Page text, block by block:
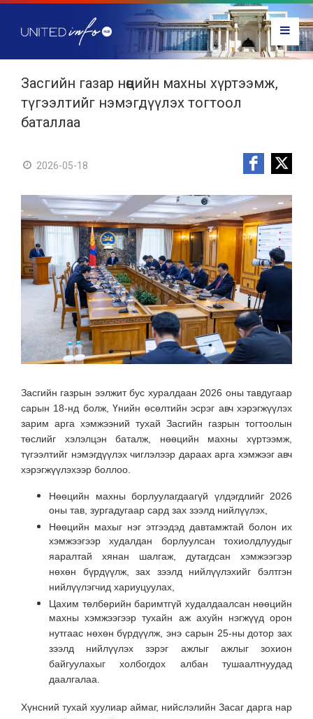
Засгийн газар нөөцийн махны хүртээмж,
түгээлтийг нэмэгдүүлэх тогтоол
баталлаа
2026-05-18
Засгийн газрын ээлжит бус хуралдаан 2026 оны тавдугаар
сарын 18-нд болж, Үнийн өсөлтийн эсрэг авч хэрэгжүүлэх
зарим арга хэмжээний тухай Засгийн газрын тогтоолын
төслийг хэлэлцэн баталж, нөөцийн махны хүртээмж,
түгээлтийг нэмэгдүүлэх чиглэлээр дараах арга хэмжээг авч
хэрэгжүүлэхээр боллоо.
Нөөцийн махны борлуулагдаагүй үлдэгдлийг 2026
оны тав, зургадугаар сард зах зээлд нийлүүлэх,
Нөөцийн махыг нэг этгээдэд давтамжтай болон их
хэмжээгээр худалдан борлуулсан тохиолдлуудыг
яаралтай хянан шалгаж, дутагдсан хэмжээгээр
нөхөн бүрдүүлж, зах зээлд нийлүүлэхийг бэлтгэн
нийлүүлэгчид хариуцуулах,
Цахим төлбөрийн баримтгүй худалдаалсан нөөцийн
махны хэмжээгээр тухайн аж ахуйн нэгжүүд орон
нутгаас нөхөн бүрдүүлж, энэ сарын 25-ны дотор зах
зээлд нийлүүлэх зэрэг ажлыг ажлыг зохион
байгуулахыг холбогдох албан тушаалтнуудад
даалгалаа.
Хүнсний тухай хуулиар аймаг, нийслэлийн Засаг дарга нар